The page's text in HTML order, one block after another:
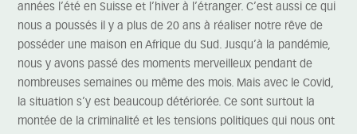
années l’été en Suisse et l’hiver à l’étranger. C’est aussi ce qui
nous a poussés il y a plus de 20 ans à réaliser notre rêve de
posséder une maison en Afrique du Sud. Jusqu’à la pandémie,
nous y avons passé des moments merveilleux pendant de
nombreuses semaines ou même des mois. Mais avec le Covid,
la situation s’y est beaucoup détériorée. Ce sont surtout la
montée de la criminalité et les tensions politiques qui nous ont